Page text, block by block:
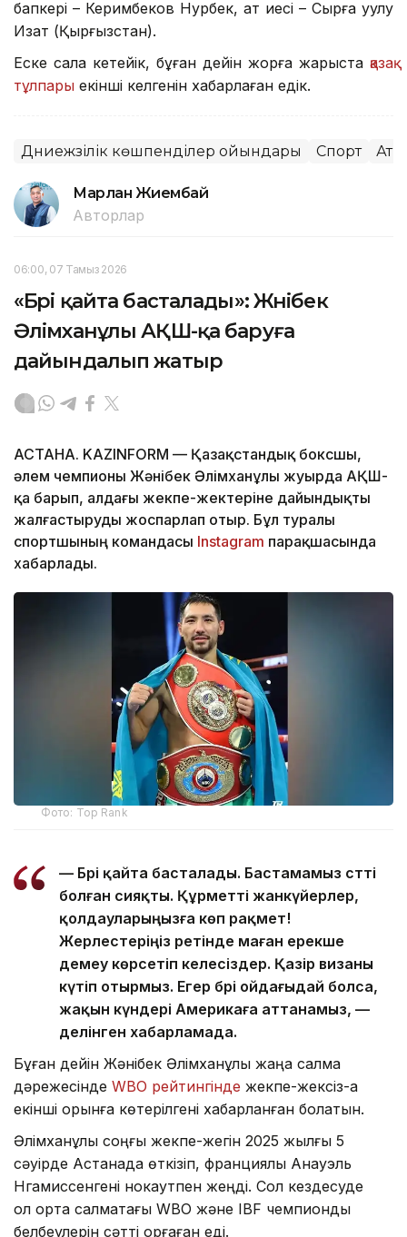
бапкері – Керимбеков Нурбек, ат иесі – Сырғақ уулу
Изат (Қырғызстан).
Еске сала кетейік, бұған дейін жорға жарыста қазақ
тұлпары екінші келгенін хабарлаған едік.
Дүниежүзілік көшпенділер ойындары Спорт Ат
Марлан Жиембай
Авторлар
06:00, 07 Тамыз 2026
«Бәрі қайта басталады»: Жәнібек
Әлімханұлы АҚШ-қа баруға
дайындалып жатыр
АСТАНА. KAZINFORM — Қазақстандық боксшы,
әлем чемпионы Жәнібек Әлімханұлы жуырда АҚШ-
қа барып, алдағы жекпе-жектеріне дайындықты
жалғастыруды жоспарлап отыр. Бұл туралы
спортшының командасы Instagram парақшасында
хабарлады.
Фото: Top Rank
— Бәрі қайта басталады. Бастамамыз сәтті
болған сияқты. Құрметті жанкүйерлер,
қолдауларыңызға көп рақмет!
Жерлестеріңіз ретінде маған ерекше
демеу көрсетіп келесіздер. Қазір визаны
күтіп отырмыз. Егер бәрі ойдағыдай болса,
жақын күндері Америкаға аттанамыз, —
делінген хабарламада.
Бұған дейін Жәнібек Әлімханұлы жаңа салмақ
дәрежесінде WBO рейтингінде жекпе-жексіз-ақ
екінші орынға көтерілгені хабарланған болатын.
Әлімханұлы соңғы жекпе-жегін 2025 жылғы 5
сәуірде Астанада өткізіп, франциялық Анауэль
Нгамиссенгені нокаутпен жеңді. Сол кездесуде
ол орта салмақтағы WBO және IBF чемпиондық
белбеулерін сәтті қорғаған еді.